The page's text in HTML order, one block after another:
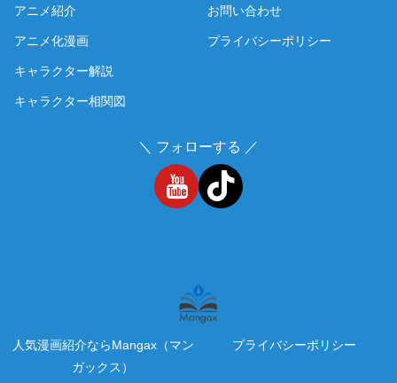
アニメ紹介
アニメ化漫画
キャラクター解説
キャラクター相関図
お問い合わせ
プライバシーポリシー
＼ フォローする ／
人気漫画紹介ならMangax（マン
ガックス）
プライバシーポリシー